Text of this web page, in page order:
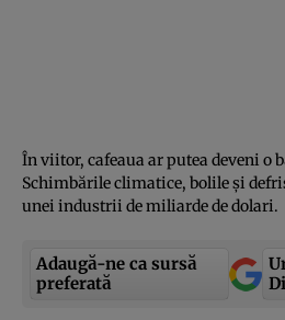
În viitor, cafeaua ar putea deveni o
Schimbările climatice, bolile şi
unei industrii de miliarde de dolari.
Adaugă-ne ca sursă
preferată